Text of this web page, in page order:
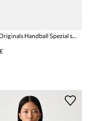
adidas Originals Handball Spezial sneakers γυναικεία σουέτ